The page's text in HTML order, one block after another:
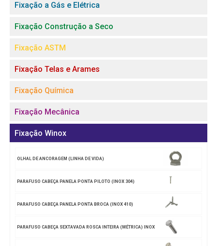
Fixação a Gás e Elétrica
Fixação Construção a Seco
Fixação ASTM
Fixação Telas e Arames
Fixação Química
Fixação Mecânica
Fixação Winox
OLHAL DE ANCORAGEM (LINHA DE VIDA)
PARAFUSO CABEÇA PANELA PONTA PILOTO (INOX 304)
PARAFUSO CABEÇA PANELA PONTA BROCA (INOX 410)
PARAFUSO CABEÇA SEXTAVADA ROSCA INTEIRA (MÉTRICA) INOX